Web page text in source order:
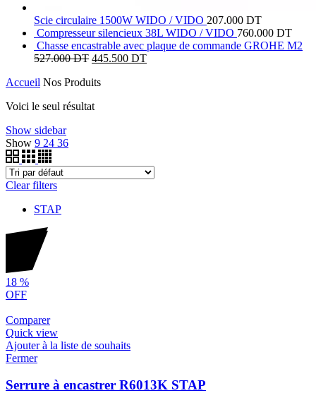
Scie circulaire 1500W WIDO / VIDO 207.000 DT
Compresseur silencieux 38L WIDO / VIDO 760.000 DT
Chasse encastrable avec plaque de commande GROHE M2
527.000DT 445.500 DT
Accueil Nos Produits
Voici le seul résultat
Show sidebar
Show 9 24 36
Clear filters
STAP
18 %
OFF
Comparer
Quick view
Ajouter à la liste de souhaits
Fermer
Serrure à encastrer R6013K STAP